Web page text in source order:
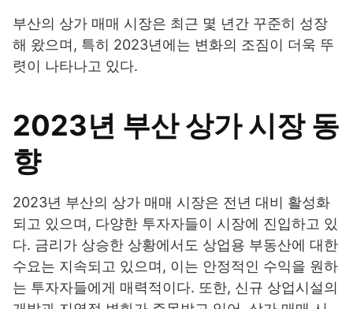
부산의 상가 매매 시장은 최근 몇 년간 꾸준히 성장
해 왔으며, 특히 2023년에는 변화의 조짐이 더욱 뚜
렷이 나타나고 있다.
2023년 부산 상가 시장 동
향
2023년 부산의 상가 매매 시장은 전년 대비 활성화
되고 있으며, 다양한 투자자들이 시장에 진입하고 있
다. 금리가 상승한 상황에서도 상업용 부동산에 대한
수요는 지속되고 있으며, 이는 안정적인 수익을 원하
는 투자자들에게 매력적이다. 또한, 신규 상업시설의